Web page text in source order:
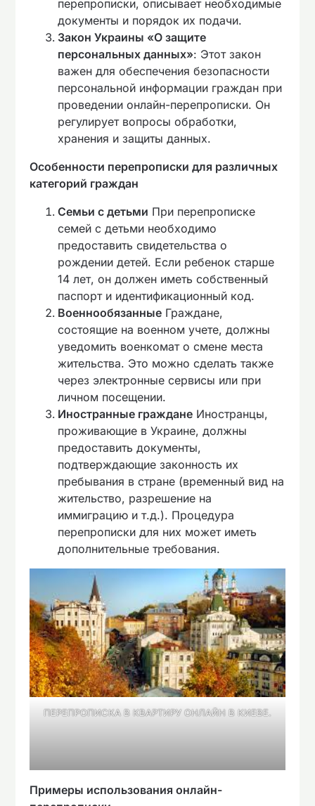
перепрописки, описывает необходимые
документы и порядок их подачи.
Закон Украины «О защите
персональных данных»: Этот закон
важен для обеспечения безопасности
персональной информации граждан при
проведении онлайн-перепрописки. Он
регулирует вопросы обработки,
хранения и защиты данных.
Особенности перепрописки для различных
категорий граждан
Семьи с детьми При перепрописке
семей с детьми необходимо
предоставить свидетельства о
рождении детей. Если ребенок старше
14 лет, он должен иметь собственный
паспорт и идентификационный код.
Военнообязанные Граждане,
состоящие на военном учете, должны
уведомить военкомат о смене места
жительства. Это можно сделать также
через электронные сервисы или при
личном посещении.
Иностранные граждане Иностранцы,
проживающие в Украине, должны
предоставить документы,
подтверждающие законность их
пребывания в стране (временный вид на
жительство, разрешение на
иммиграцию и т.д.). Процедура
перепрописки для них может иметь
дополнительные требования.
ПЕРЕПРОПИСКА В КВАРТИРУ ОНЛАЙН В КИЕВЕ.
Примеры использования онлайн-